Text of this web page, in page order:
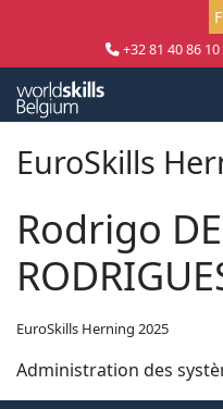
+32 81 40 86 10
EuroSkills
Rodrigo DE
EuroSkills Herning 2025
Administration des